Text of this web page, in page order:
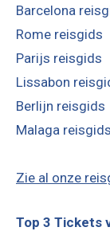
Barcelona
Rome reisgids
Parijs reisgids
Lissabon
Berlijn reisgids
Malaga reisgids
Zie al onze
Top 3 Tickets